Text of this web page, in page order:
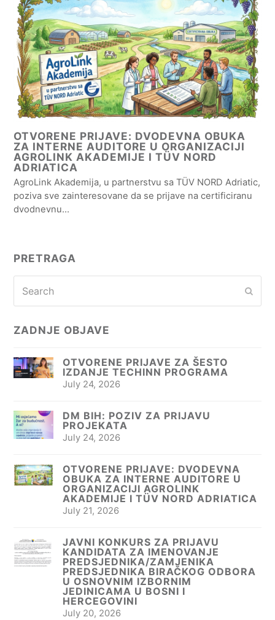
OTVORENE PRIJAVE: DVODEVNA OBUKA
ZA INTERNE AUDITORE U ORGANIZACIJI
AGROLINK AKADEMIJE I TÜV NORD
ADRIATICA
AgroLink Akademija, u partnerstvu sa TÜV NORD Adriatic,
poziva sve zainteresovane da se prijave na certificiranu
dvodnevnu…
PRETRAGA
ZADNJE OBJAVE
OTVORENE PRIJAVE ZA ŠESTO
IZDANJE TECHINN PROGRAMA
July 24, 2026
DM BIH: POZIV ZA PRIJAVU
PROJEKATA
July 24, 2026
OTVORENE PRIJAVE: DVODEVNA
OBUKA ZA INTERNE AUDITORE U
ORGANIZACIJI AGROLINK
AKADEMIJE I TÜV NORD ADRIATICA
July 21, 2026
JAVNI KONKURS ZA PRIJAVU
KANDIDATA ZA IMENOVANJE
PREDSJEDNIKA/ZAMJENIKA
PREDSJEDNIKA BIRAČKOG ODBORA
U OSNOVNIM IZBORNIM
JEDINICAMA U BOSNI I
HERCEGOVINI
July 20, 2026